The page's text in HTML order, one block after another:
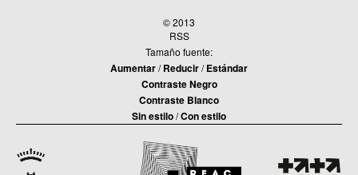
© 2013
RSS
Tamaño fuente:
Aumentar/Reducir/Estándar
Contraste Negro
Contraste Blanco
Sin estilo/Con estilo